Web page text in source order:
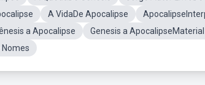
A VidaDe Apocalipse
a Apocalipse
Genesis a
Nomes